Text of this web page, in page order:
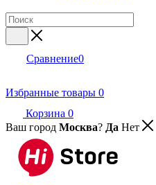
Сравнение0
Избранные товары 0
Корзина 0
Ваш город Москва? Да Нет